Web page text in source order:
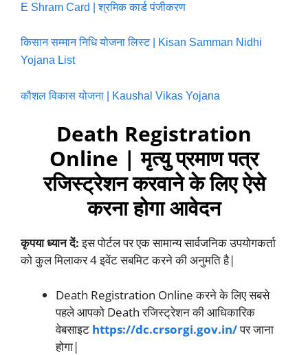
E Shram Card | श्रमिक कार्ड पंजीकरण
किसान सम्मान निधि योजना लिस्ट | Kisan Samman Nidhi
Yojana List
कौशल विकास योजना | Kaushal Vikas Yojana
Death Registration
Online | मृत्यु प्रमाण पत्र
रजिस्ट्रेशन करवाने के लिए ऐसे
करना होगा आवेदन
कृपया ध्यान दें:इस पोर्टल पर एक सामान्य सार्वजनिक उपयोगकर्ता
को कुल मिलाकर 4 इवेंट सबमिट करने की अनुमति है|
Death Registration Online करने के लिए सबसे
पहले आपको Death रजिस्ट्रेशन की आधिकारिक
वेबसाइट https://dc.crsorgi.gov.in/पर जाना
होगा|